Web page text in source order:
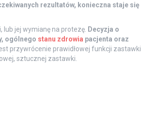
rezultatów, konieczna staje się
jej wymianę na protezę. Decyzja o
ogólnego stanu zdrowia pacjenta oraz
przywrócenie prawidłowej funkcji zastawki
sztucznej zastawki.